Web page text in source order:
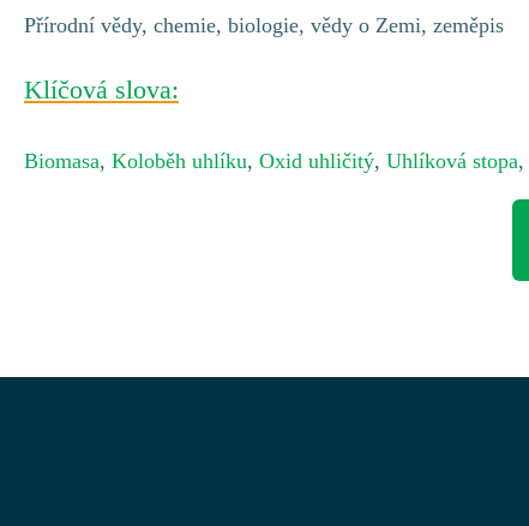
Přírodní vědy, chemie, biologie, vědy o Zemi, zeměpis
Klíčová slova:
Biomasa, Koloběh uhlíku, Oxid uhličitý, Uhlíková stopa,